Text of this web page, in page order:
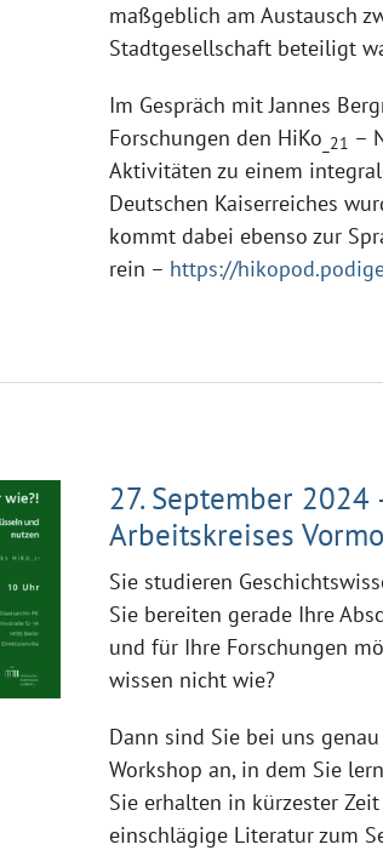
maßgeblich am Austausch
Stadtgesellschaft beteiligt
Im Gespräch mit Jannes
Forschungen den HiKo _21 –
Aktivitäten zu einem
Deutschen Kaiserreiches
kommt dabei ebenso zur
rein – https://
27. September
Arbeitskreises
Sie studieren
Sie bereiten gerade Ihre
und für Ihre Forschungen
wissen nicht wie?
Dann sind Sie bei uns
Workshop an, in dem Sie
Sie erhalten in kürzester
einschlägige Literatur zum